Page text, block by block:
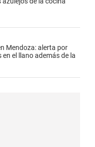
Mendoza: alerta por
el llano además de la